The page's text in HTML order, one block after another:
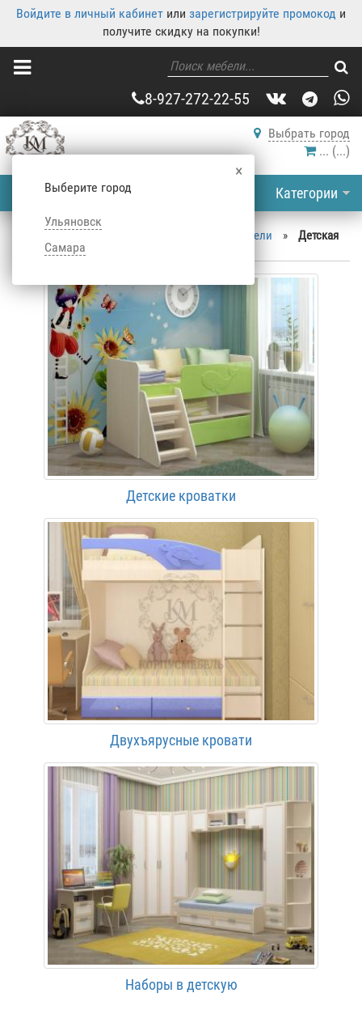
Войдите в личный кабинет или зарегистрируйте промокод и
получите скидку на покупки!
8-927-272-22-55
Выбрать город
×
Выберите город
Ульяновск
Самара
... (...)
Категории
Каталог корпусной мебели » Детская
Детские кроватки
Двухъярусные кровати
Наборы в детскую